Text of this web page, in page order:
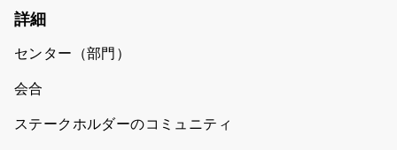
詳細
センター（部門）
会合
ステークホルダーのコミュニティ